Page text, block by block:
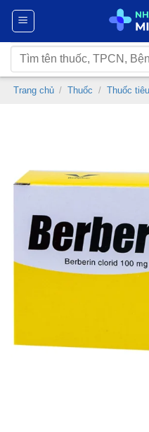
Chuyển
nội
dung
Tìm
kiếm:
Trang chủ / Thuốc / Thuốc